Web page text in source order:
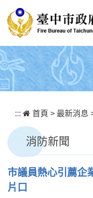
::: 首頁 > 最新消息
消防新聞
市議員熱心引薦企
片口